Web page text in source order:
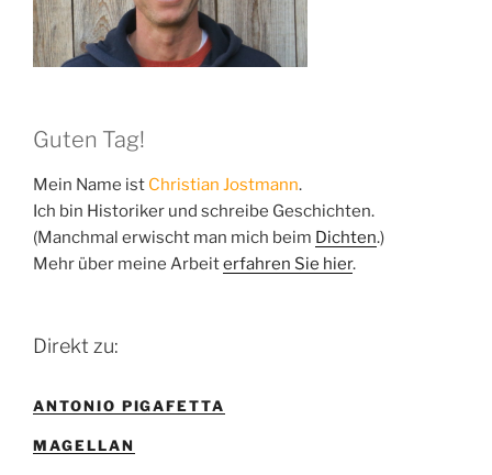
Guten Tag!
Mein Name ist Christian Jostmann.
Ich bin Historiker und schreibe Geschichten.
(Manchmal erwischt man mich beim Dichten.)
Mehr über meine Arbeiterfahren Sie hier.
Direkt zu:
ANTONIO PIGAFETTA
MAGELLAN